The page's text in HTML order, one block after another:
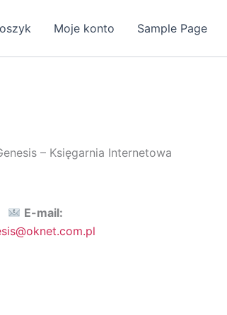
Moje konto Sample Page
– Księgarnia Internetowa
E-mail: